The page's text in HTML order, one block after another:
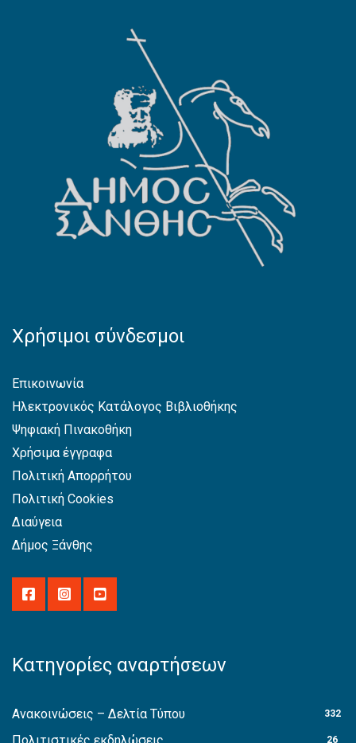
Χρήσιμοι σύνδεσμοι
Επικοινωνία
Ηλεκτρονικός Κατάλογος Βιβλιοθήκης
Ψηφιακή Πινακοθήκη
Χρήσιμα έγγραφα
Πολιτική Απορρήτου
Πολιτική Cookies
Διαύγεια
Δήμος Ξάνθης
Κατηγορίες αναρτήσεων
Ανακοινώσεις – Δελτία Τύπου 332
26